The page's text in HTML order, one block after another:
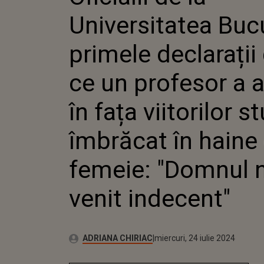
ÎN FAȚA
ÎMBRĂCAT ÎN
"DOMNUL N-A
Universitatea
primele declarații
ce un profesor a
în fața viitorilor
îmbrăcat în haine
femeie: "Domnul
venit indecent"
Autor:ADRIANA CHIRIACPublicat:
miercuri, 24 iulie 2024
Actualizat:
miercuri, 24 iulie 2024